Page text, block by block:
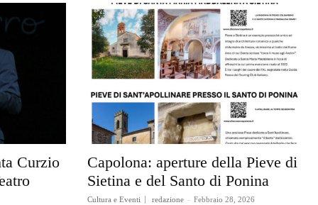
Curzio
Capolona: aperture della Pieve di
Sietina e del Santo di Ponina
Cultura e Eventi redazione - Febbraio 28, 2026